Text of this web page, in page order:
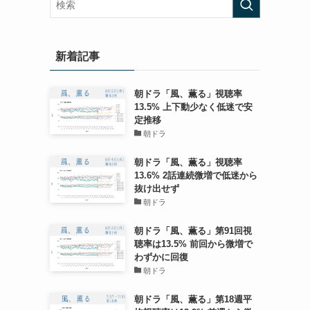
新着記事
朝ドラ「風、薫る」視聴率
13.5% 上下動少なく低迷で安
定推移
朝ドラ
朝ドラ「風、薫る」視聴率
13.6% 2話連続微増で低迷から
抜け出せず
朝ドラ
朝ドラ「風、薫る」第91回視
聴率は13.5% 前回から微増で
わずかに回復
朝ドラ
朝ドラ「風、薫る」第18週平